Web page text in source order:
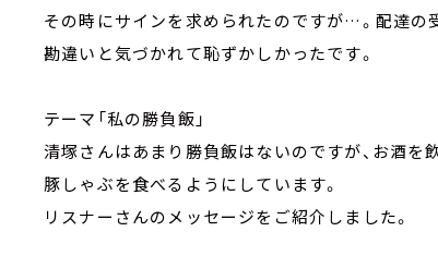
その時にサインを求められたのですが…。配達の
勘違いと気づかれて恥ずかしかったです。
テーマ「私の勝負飯」
清塚さんはあまり勝負飯はないのですが、お酒を
豚しゃぶを食べるようにしています。
リスナーさんのメッセージをご紹介しました。